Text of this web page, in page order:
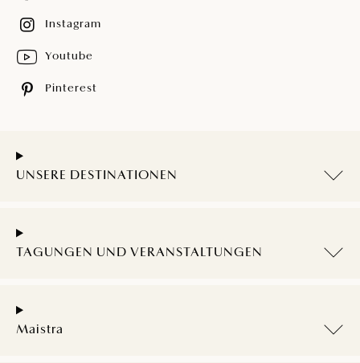
Instagram
Youtube
Pinterest
UNSERE DESTINATIONEN
TAGUNGEN UND VERANSTALTUNGEN
Maistra